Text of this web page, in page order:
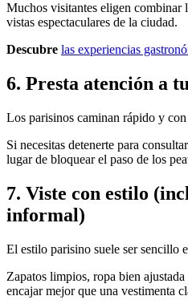
Muchos visitantes eligen combinar
vistas espectaculares de la ciudad.
Descubre las experiencias
6. Presta atención a
Los parisinos caminan rápido y
Si necesitas detenerte para
lugar de bloquear el paso de los
7. Viste con estilo
informal)
El estilo parisino suele ser sencillo
Zapatos limpios, ropa bien
encajar mejor que una vestimenta